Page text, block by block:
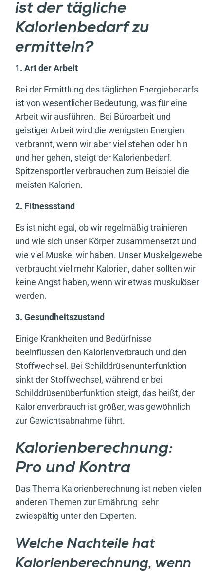
ist der tägliche
Kalorienbedarf zu
ermitteln?
1. Art der Arbeit
Bei der Ermittlung des täglichen Energiebedarfs
ist von wesentlicher Bedeutung, was für eine
Arbeit wir ausführen. Bei Büroarbeit und
geistiger Arbeit wird die wenigsten Energien
verbrannt, wenn wir aber viel stehen oder hin
und her gehen, steigt der Kalorienbedarf.
Spitzensportler verbrauchen zum Beispiel die
meisten Kalorien.
2. Fitnessstand
Es ist nicht egal, ob wir regelmäßig trainieren
und wie sich unser Körper zusammensetzt und
wie viel Muskel wir haben. Unser Muskelgewebe
verbraucht viel mehr Kalorien, daher sollten wir
keine Angst haben, wenn wir etwas muskulöser
werden.
3. Gesundheitszustand
Einige Krankheiten und Bedürfnisse
beeinflussen den Kalorienverbrauch und den
Stoffwechsel. Bei Schilddrüsenunterfunktion
sinkt der Stoffwechsel, während er bei
Schilddrüsenüberfunktion steigt, das heißt, der
Kalorienverbrauch ist größer, was gewöhnlich
zur Gewichtsabnahme führt.
Kalorienberechnung:
Pro und Kontra
Das Thema Kalorienberechnung ist neben vielen
anderen Themen zur Ernährung sehr
zwiespältig unter den Experten.
Welche Nachteile hat
Kalorienberechnung, wenn